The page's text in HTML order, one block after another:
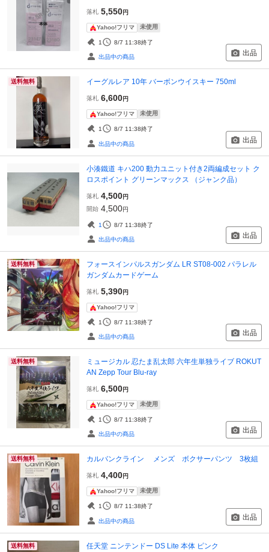
落札 5,550円
Yahoo!フリマ 未使用
1 8/7 11:38終了
出品中の商品 出品
送料無料 イーグルレア 10年 バーボンウイスキー 750ml
落札 6,600円
Yahoo!フリマ 未使用
1 8/7 11:38終了
出品中の商品 出品
小湊鐵道 キハ200 動力ユニット付き2両編成セット ク
ロスポイント グリーンマックス （ジャンク品）
落札 4,500円
開始 4,500円
1 8/7 11:38終了
出品中の商品 出品
送料無料
フォースインパルスガンダム LR ST08-002 パラレル
ガンダムカードゲーム
落札 5,390円
Yahoo!フリマ
1 8/7 11:38終了
出品中の商品 出品
送料無料
ミュージカル 忍たま乱太郎 六年生単独ライブ ROKUT
AN Zepp Tour Blu-ray
落札 6,500円
Yahoo!フリマ 未使用
1 8/7 11:38終了
出品中の商品 出品
送料無料 カルバンクライン メンズ ボクサーパンツ 3枚組
落札 4,400円
Yahoo!フリマ 未使用
1 8/7 11:38終了
出品中の商品 出品
送料無料 任天堂 ニンテンドー DS Lite 本体 ピンク